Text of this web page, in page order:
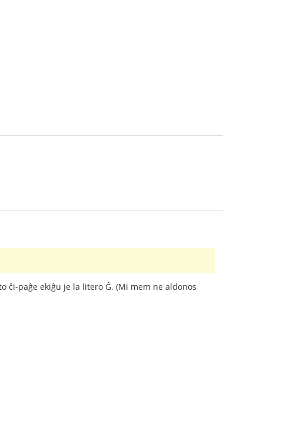
ĉi-paĝe ekiĝu je la litero Ĝ. (Mi mem ne aldonos